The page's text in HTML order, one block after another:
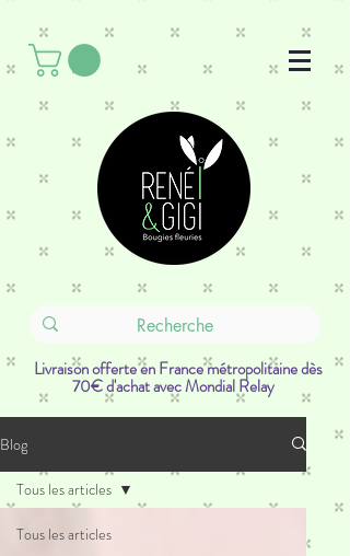
Livraison offerte en France métropolitaine dès
70€ d'achat avec Mondial Relay
Blog
Tous les articles
Tous les articles